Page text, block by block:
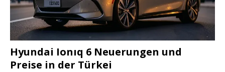
Hyundai Ionıq 6 Neuerungen und
Preise in der Türkei